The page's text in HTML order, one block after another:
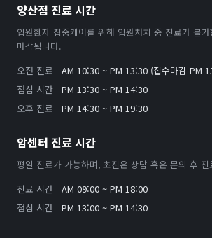
양산점 진료 시간
입원환자 집중케어를 위해 입원처치 중 진료가 불
마감됩니다.
오전 진료
AM 10:30 ~ PM 13:30 (접수마감 PM
점심 시간
PM 13:30 ~ PM 14:30
오후 진료
PM 14:30 ~ PM 19:30
암센터 진료 시간
평일 진료가 가능하며, 초진은 상담 혹은 문의 후
진료 시간
AM 09:00 ~ PM 18:00
점심 시간
PM 13:00 ~ PM 14:30